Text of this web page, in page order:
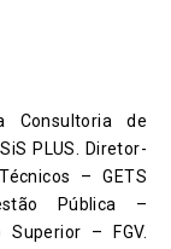
Consultoria de
PLUS. Diretor-
– GETS
Pública –
Superior – FGV.